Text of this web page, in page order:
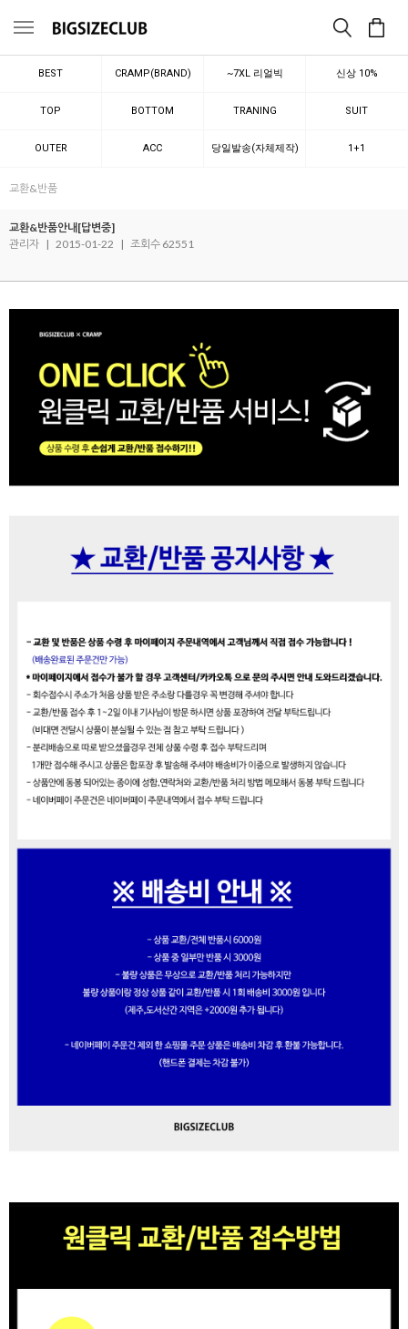
메뉴
BEST CRAMP(BRAND) ~7XL 리얼빅 신상 10%
TOP BOTTOM TRANING SUIT
OUTER ACC 당일발송(자체제작) 1+1
교환&반품
교환&반품안내[답변중]
관리자 | 2015-01-22 | 조회수 62551